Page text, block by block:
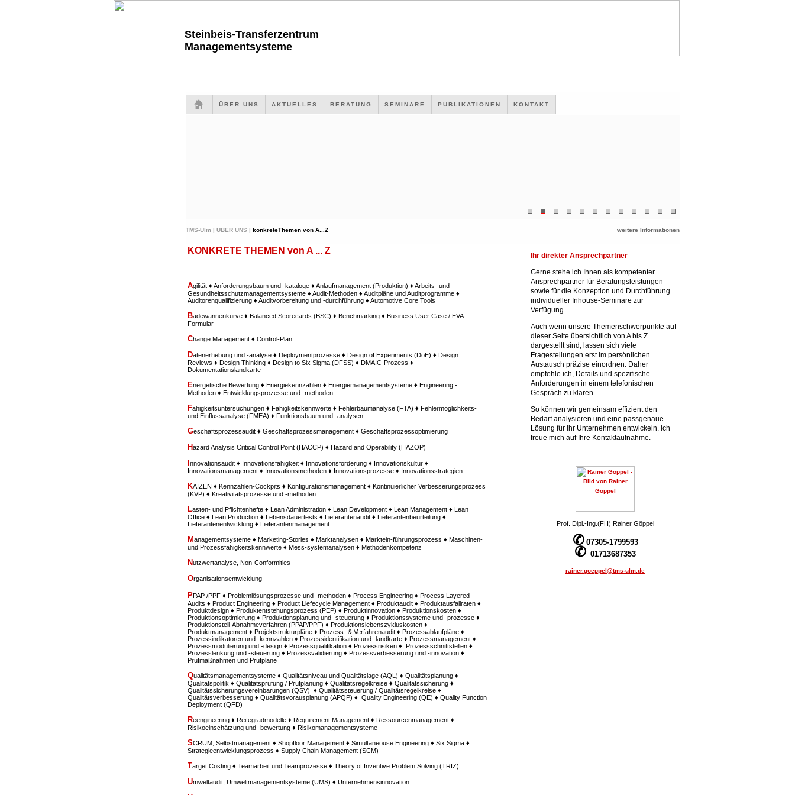
Steinbeis-Transferzentrum
Managementsysteme
ÜBER UNS AKTUELLES BERATUNG SEMINARE PUBLIKATIONEN KONTAKT
TMS-Ulm | ÜBER UNS | konkreteThemen von A...Z weitere Informationen
KONKRETE THEMEN von A ... Z
Agilität ♦ Anforderungsbaum und -kataloge ♦ Anlaufmanagement (Produktion) ♦ Arbeits- und
Gesundheitsschutzmanagementsysteme ♦ Audit-Methoden ♦ Auditpläne und Auditprogramme ♦
Auditorenqualifizierung ♦ Auditvorbereitung und -durchführung ♦ Automotive Core Tools
Badewannenkurve ♦ Balanced Scorecards (BSC) ♦ Benchmarking ♦ Business User Case / EVA-
Formular
Change Management ♦ Control-Plan
Datenerhebung und -analyse ♦ Deploymentprozesse ♦ Design of Experiments (DoE) ♦ Design
Reviews ♦ Design Thinking ♦ Design to Six Sigma (DFSS) ♦ DMAIC-Prozess ♦
Dokumentationslandkarte
Energetische Bewertung ♦ Energiekennzahlen ♦ Energiemanagementsysteme ♦ Engineering -
Methoden ♦ Entwicklungsprozesse und -methoden
Fähigkeitsuntersuchungen ♦ Fähigkeitskennwerte ♦ Fehlerbaumanalyse (FTA) ♦ Fehlermöglichkeits-
und Einflussanalyse (FMEA) ♦ Funktionsbaum und -analysen
Geschäftsprozessaudit ♦ Geschäftsprozessmanagement ♦ Geschäftsprozessoptimierung
Hazard Analysis Critical Control Point (HACCP) ♦ Hazard and Operability (HAZOP)
nnovationsaudit ♦ Innovationsfähigkeit ♦ Innovationsförderung ♦ Innovationskultur ♦
Innovationsmanagement ♦ Innovationsmethoden ♦ Innovationsprozesse ♦ Innovationsstrategien
KAIZEN ♦ Kennzahlen-Cockpits ♦ Konfigurationsmanagement ♦ Kontinuierlicher Verbesserungsprozess
(KVP) ♦ Kreativitätsprozesse und -methoden
Lasten- und Pflichtenhefte ♦ Lean Administration ♦ Lean Development ♦ Lean Management ♦ Lean
Office ♦ Lean Production ♦ Lebensdauertests ♦ Lieferantenaudit ♦ Lieferantenbeurteilung ♦
Lieferantenentwicklung ♦ Lieferantenmanagement
Managementsysteme ♦ Marketing-Stories ♦ Marktanalysen ♦ Marktein-führungsprozess ♦ Maschinen-
und Prozessfähigkeitskennwerte ♦ Mess-systemanalysen ♦ Methodenkompetenz
Nutzwertanalyse, Non-Conformities
Organisationsentwicklung
PPAP /PPF ♦ Problemlösungsprozesse und -methoden ♦ Process Engineering ♦ Process Layered
Audits ♦ Product Engineering ♦ Product Liefecycle Management ♦ Produktaudit ♦ Produktausfallraten ♦
Produktdesign ♦ Produktentstehungsprozess (PEP) ♦ Produktinnovation ♦ Produktionskosten ♦
Produktionsoptimierung ♦ Produktionsplanung und -steuerung ♦ Produktionssysteme und -prozesse ♦
Produktionsteil-Abnahmeverfahren (PPAP/PPF) ♦ Produktionslebenszykluskosten ♦
Produktmanagement ♦ Projektstrukturpläne ♦ Prozess- & Verfahrenaudit ♦ Prozessablaufpläne ♦
Prozessindikatoren und -kennzahlen ♦ Prozessidentifikation und -landkarte ♦ Prozessmanagement ♦
Prozessmodulierung und -design ♦ Prozessqualifikation ♦ Prozessrisiken ♦ Prozessschnittstellen ♦
Prozesslenkung und -steuerung ♦ Prozessvalidierung ♦ Prozessverbesserung und -innovation ♦
Prüfmaßnahmen und Prüfpläne
Qualitätsmanagementsysteme ♦ Qualitätsniveau und Qualitätslage (AQL) ♦ Qualitätsplanung ♦
Qualitätspolitik ♦ Qualitätsprüfung / Prüfplanung ♦ Qualitätsregelkreise ♦ Qualitätssicherung ♦
Qualitätssicherungsvereinbarungen (QSV) ♦ Qualitätssteuerung / Qualitätsregelkreise ♦
Qualitätsverbesserung ♦ Qualitätsvorausplanung (APQP) ♦ Quality Engineering (QE) ♦ Quality Function
Deployment (QFD)
Reengineering ♦ Reifegradmodelle ♦ Requirement Management ♦ Ressourcenmanagement ♦
Risikoeinschätzung und -bewertung ♦ Risikomanagementsysteme
SCRUM, Selbstmanagement ♦ Shopfloor Management ♦ Simultaneouse Engineering ♦ Six Sigma ♦
Strategieentwicklungsprozess ♦ Supply Chain Management (SCM)
Target Costing ♦ Teamarbeit und Teamprozesse ♦ Theory of Inventive Problem Solving (TRIZ)
Umweltaudit, Umweltmanagementsysteme (UMS) ♦ Unternehmensinnovation
Ihr direkter Ansprechpartner
Gerne stehe ich Ihnen als kompetenter
Ansprechpartner für Beratungsleistungen
sowie für die Konzeption und Durchführung
individueller Inhouse-Seminare zur
Verfügung.
Auch wenn unsere Themenschwerpunkte auf
dieser Seite übersichtlich von A bis Z
dargestellt sind, lassen sich viele
Fragestellungen erst im persönlichen
Austausch präzise einordnen. Daher
empfehle ich, Details und spezifische
Anforderungen in einem telefonischen
Gespräch zu klären.
So können wir gemeinsam effizient den
Bedarf analysieren und eine passgenaue
Lösung für Ihr Unternehmen entwickeln. Ich
freue mich auf Ihre Kontaktaufnahme.
Prof. Dipl.-Ing.(FH) Rainer Göppel
✆ 07305-1799593
✆ 01713687353
rainer.goeppel@tms-ulm.de